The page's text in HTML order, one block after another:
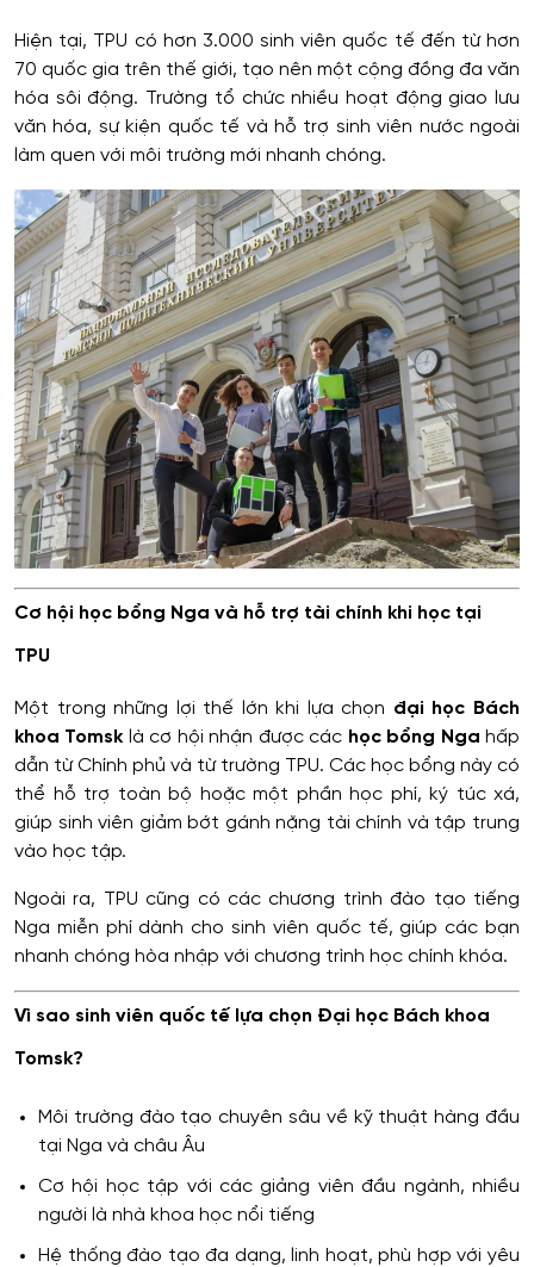
Hiện tại, TPU có hơn 3.000 sinh viên quốc tế đến từ hơn
70 quốc gia trên thế giới, tạo nên một cộng đồng đa văn
hóa sôi động. Trường tổ chức nhiều hoạt động giao lưu
văn hóa, sự kiện quốc tế và hỗ trợ sinh viên nước ngoài
làm quen với môi trường mới nhanh chóng.
Cơ hội học bổng Nga và hỗ trợ tài chính khi học tại
TPU
Một trong những lợi thế lớn khi lựa chọn đại học Bách
khoa Tomsk là cơ hội nhận được các học bổng Nga hấp
dẫn từ Chính phủ và từ trường TPU. Các học bổng này có
thể hỗ trợ toàn bộ hoặc một phần học phí, ký túc xá,
giúp sinh viên giảm bớt gánh nặng tài chính và tập trung
vào học tập.
Ngoài ra, TPU cũng có các chương trình đào tạo tiếng
Nga miễn phí dành cho sinh viên quốc tế, giúp các bạn
nhanh chóng hòa nhập với chương trình học chính khóa.
Vì sao sinh viên quốc tế lựa chọn Đại học Bách khoa
Tomsk?
Môi trường đào tạo chuyên sâu về kỹ thuật hàng đầu
tại Nga và châu Âu
Cơ hội học tập với các giảng viên đầu ngành, nhiều
người là nhà khoa học nổi tiếng
Hệ thống đào tạo đa dạng, linh hoạt, phù hợp với yêu